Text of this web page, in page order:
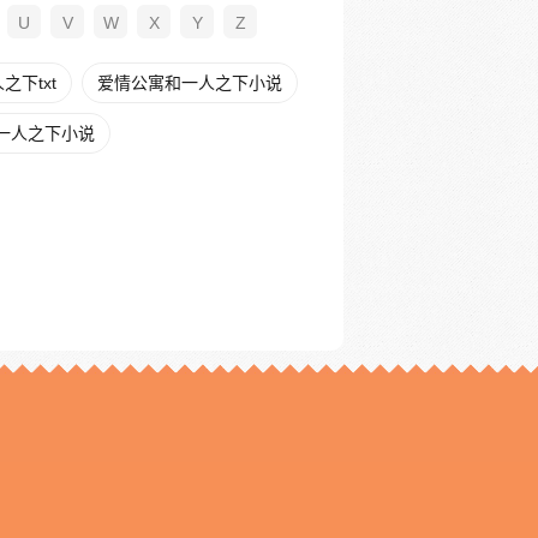
U V W X Y Z
之下txt 爱情公寓和一人之下小说
人之下小说